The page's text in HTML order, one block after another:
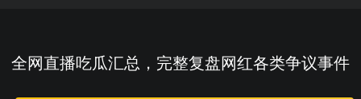
全网直播吃瓜汇总，完整复盘网红各类争议事件